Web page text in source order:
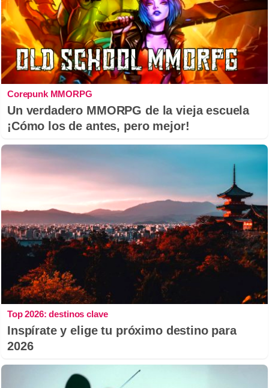
Corepunk MMORPG
Un verdadero MMORPG de la vieja escuela
¡Cómo los de antes, pero mejor!
Top 2026: destinos clave
Inspírate y elige tu próximo destino para
2026